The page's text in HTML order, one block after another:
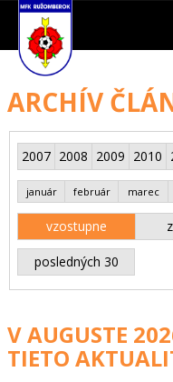
ARCHÍV
2007 2008 2009 2010
január február marec
vzostupne
posledných 30
V AUGUSTE
TIETO